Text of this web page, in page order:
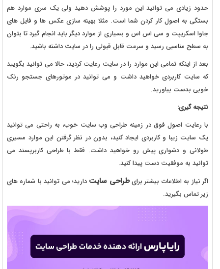
حدود زیادی می توانید این مورد را پوشش دهید ولی یک سری موارد هم
بستگی به اصول کار کردن شما است. مثلا بهینه سازی عکس ها و فایل های
جاوا اسکریپت و سی اس اس و بسیاری از موارد دیگر باید انجام گیرد تا بتوان
به سطح مناسبی رسید و سرعت قابل قبولی را در سایت داشته باشید.
بعد از اینکه تمامی این موارد را در سایت رعایت کردید، حالا می توانید بگویید
که سایت کاربردی خواهید داشت و می توانید در موتورهای جستجو رنک
خوبی بدست بیاورید.
نتیجه گیری:
با رعایت اصول فوق در زمینه طراحی وب سایت خوب، به راحتی می توانید
یک سایت زیبا و کاربردی ایجاد کنید، بدون در نظر گرفتن این موارد مسیری
طولانی و دشواری پیش رو خواهید داشت. فقط با طراحی کاربرپسند می
توانید به موفقیت دست پیدا کنید.
اگر نیاز به اطلاعات بیشتر برایطراحی سایت دارید؛ می توانید با شماره های
زیر تماس بگیرید.